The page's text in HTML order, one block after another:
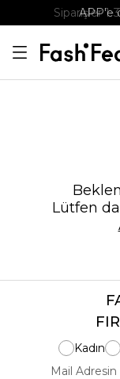
Siparişler
APP'e
Lütfen
Kadın
Mail Adresin